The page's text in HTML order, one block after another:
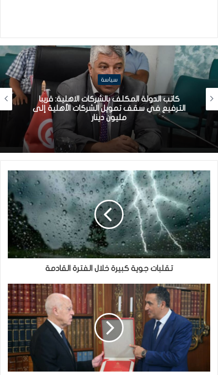
سياسة
كاتب الدولة المكلف بالشركات الاهلية: قريبا
الترفيع في سقف تمويل الشركات الأهلية إلى
مليون دينار
تقلبات جوية كبيرة خلال الفترة القادمة